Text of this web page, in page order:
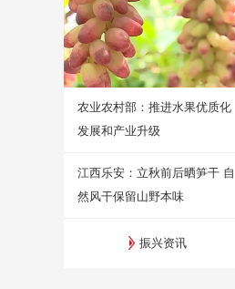
农业农村部：推进水果优质化
发展和产业升级
江西乐安：立秋前后晒笋干 自
然风干保留山野本味
振兴资讯